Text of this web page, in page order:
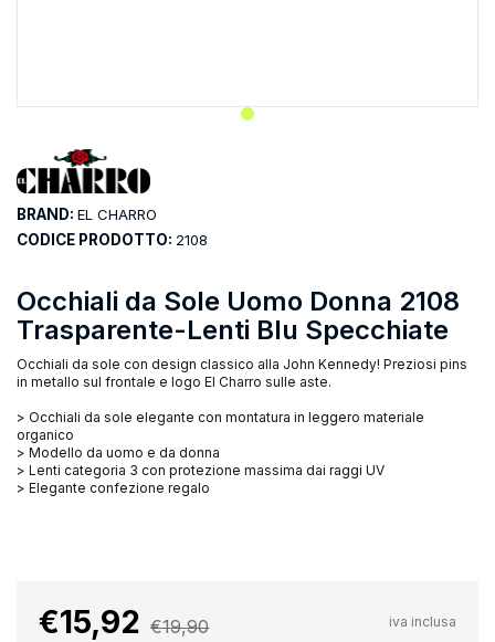
Occhiali da Sole Uomo Donna 2108
Trasparente-Lenti Blu Specchiate
Occhiali da sole con design classico alla John Kennedy! Preziosi pins
in metallo sul frontale e logo El Charro sulle aste.
> Occhiali da sole elegante con montatura in leggero materiale
organico
> Modello da uomo e da donna
> Lenti categoria 3 con protezione massima dai raggi UV
> Elegante confezione regalo
BRAND: EL CHARRO
CODICE PRODOTTO: 2108
€15,92 €19,90 iva inclusa